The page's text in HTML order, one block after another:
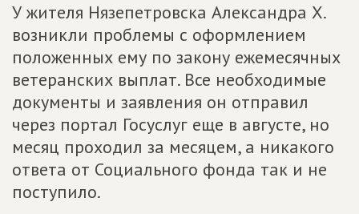
У жителя Нязепетровска Александра Х.
возникли проблемы с оформлением
положенных ему по закону ежемесячных
ветеранских выплат. Все необходимые
документы и заявления он отправил
через портал Госуслуг еще в августе, но
месяц проходил за месяцем, а никакого
ответа от Социального фонда так и не
поступило.